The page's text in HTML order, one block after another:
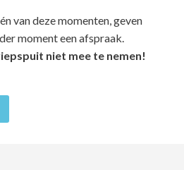
van deze momenten, geven
moment een afspraak.
niet mee te nemen!